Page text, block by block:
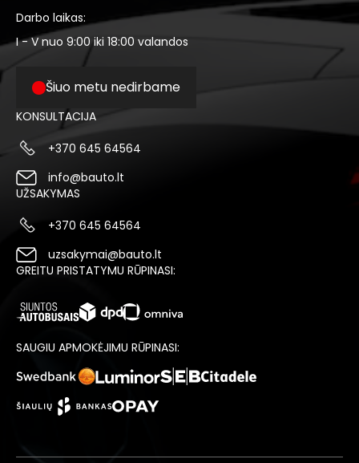
Darbo laikas:
I - V nuo 9:00 iki 18:00 valandos
Šiuo metu nedirbame
KONSULTACIJA
+370 645 64564
info@bauto.lt
UŽSAKYMAS
+370 645 64564
uzsakymai@bauto.lt
GREITU PRISTATYMU RŪPINASI:
SAUGIU APMOKĖJIMU RŪPINASI: